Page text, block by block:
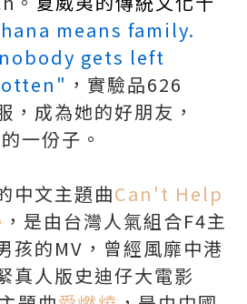
means family.
gets left
，實驗品626
成為她的好朋友，
一份子。
中文主題曲Can't Help
，是由台灣人氣組合F4主
孩的MV，曾經風靡中港
真人版史迪仔大電影